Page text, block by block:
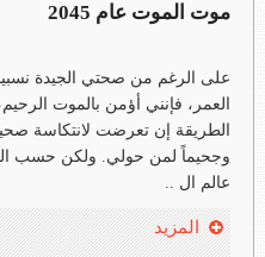
موت الموت عام 2045
على الرغم من صحتي الجيدة
العمر، فإنني أؤمن بالموت
الطريقة إن تعرضت لانتكاسة
وجحيماً لمن حولي. ولكن حسب
عالم ال ..
المزيد